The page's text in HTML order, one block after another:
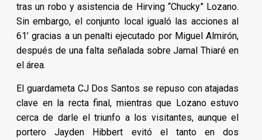
tras un robo y asistencia de Hirving “Chucky” Lozano.
Sin embargo, el conjunto local igualó las acciones al
61’ gracias a un penalti ejecutado por Miguel Almirón,
después de una falta señalada sobre Jamal Thiaré en
el área.
El guardameta CJ Dos Santos se repuso con atajadas
clave en la recta final, mientras que Lozano estuvo
cerca de darle el triunfo a los visitantes, aunque el
portero Jayden Hibbert evitó el tanto en dos